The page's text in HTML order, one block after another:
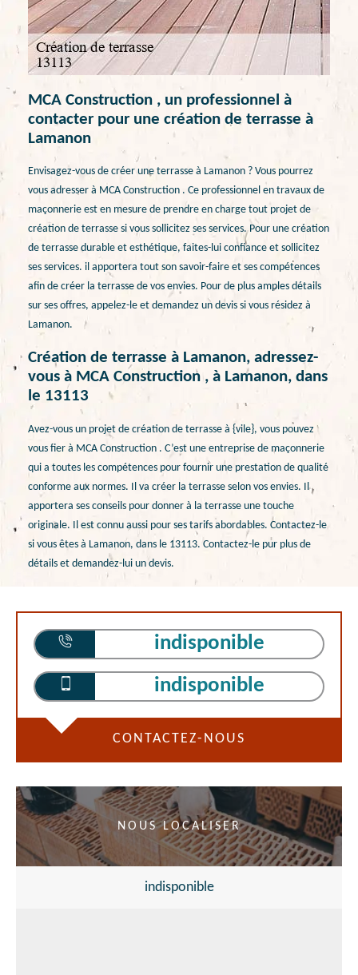
MCA Construction , un professionnel à
contacter pour une création de terrasse à
Lamanon
Envisagez-vous de créer une terrasse à Lamanon ? Vous pourrez
vous adresser à MCA Construction . Ce professionnel en travaux de
maçonnerie est en mesure de prendre en charge tout projet de
création de terrasse si vous sollicitez ses services. Pour une création
de terrasse durable et esthétique, faites-lui confiance et sollicitez
ses services. il apportera tout son savoir-faire et ses compétences
afin de créer la terrasse de vos envies. Pour de plus amples détails
sur ses offres, appelez-le et demandez un devis si vous résidez à
Lamanon.
Création de terrasse à Lamanon, adressez-
vous à MCA Construction , à Lamanon, dans
le 13113
Avez-vous un projet de création de terrasse à {vile}, vous pouvez
vous fier à MCA Construction . C’est une entreprise de maçonnerie
qui a toutes les compétences pour fournir une prestation de qualité
conforme aux normes. Il va créer la terrasse selon vos envies. Il
apportera ses conseils pour donner à la terrasse une touche
originale. Il est connu aussi pour ses tarifs abordables. Contactez-le
si vous êtes à Lamanon, dans le 13113. Contactez-le pur plus de
détails et demandez-lui un devis.
indisponible
indisponible
CONTACTEZ-NOUS
NOUS LOCALISER
indisponible